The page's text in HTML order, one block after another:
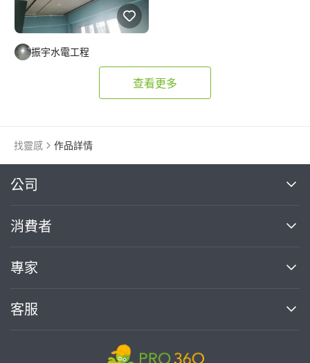
振宇水電工程
查看更多
找靈感 作品詳情
公司
關於我們
部落格
加入我們
消費者
買服務
熱門服務
專家
案件中心
客服
繼續完成